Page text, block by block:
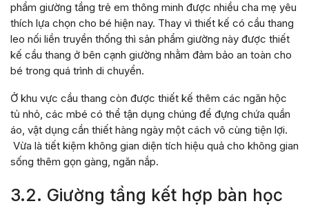
phẩm giường tầng trẻ em thông minh được nhiều cha mẹ yêu
thích lựa chọn cho bé hiện nay. Thay vì thiết kế có cầu thang
leo nối liền truyền thống thì sản phẩm giường này được thiết
kế cầu thang ở bên cạnh giường nhằm đảm bảo an toàn cho
bé trong quá trình di chuyển.
Ở khu vực cầu thang còn được thiết kế thêm các ngăn hộc
tủ nhỏ, các mbé có thể tận dụng chúng để đựng chứa quần
áo, vật dụng cần thiết hàng ngày một cách vô cùng tiện lợi.
Vừa là tiết kiệm không gian diện tích hiệu quả cho không gian
sống thêm gọn gàng, ngăn nắp.
3.2. Giường tầng kết hợp bàn học